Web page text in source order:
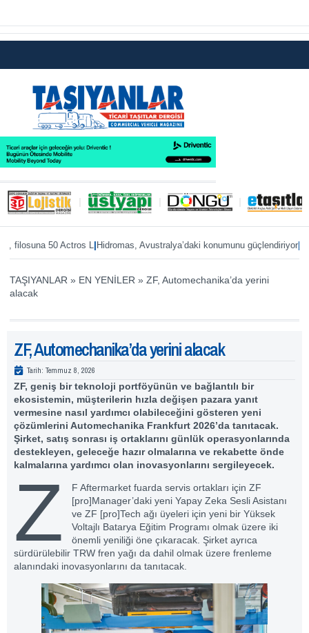
50 Actros L|Hidromas, Avustralya’daki konumunu güçlendiriyor|Enver
TAŞIYANLAR » EN YENİLER » ZF, Automechanika’da yerini
alacak
ZF, Automechanika’da yerini alacak
Tarih: Temmuz 8, 2026
ZF, geniş bir teknoloji portföyünün ve bağlantılı bir
ekosistemin, müşterilerin hızla değişen pazara yanıt
vermesine nasıl yardımcı olabileceğini gösteren yeni
çözümlerini Automechanika Frankfurt 2026’da tanıtacak.
Şirket, satış sonrası iş ortaklarını günlük operasyonlarında
destekleyen, geleceğe hazır olmalarına ve rekabette önde
kalmalarına yardımcı olan inovasyonlarını sergileyecek.
Z
F Aftermarket fuarda servis ortakları için ZF
[pro]Manager’daki yeni Yapay Zeka Sesli Asistanı
ve ZF [pro]Tech ağı üyeleri için yeni bir Yüksek
Voltajlı Batarya Eğitim Programı olmak üzere iki
önemli yeniliği öne çıkaracak. Şirket ayrıca
sürdürülebilir TRW fren yağı da dahil olmak üzere frenleme
alanındaki inovasyonlarını da tanıtacak.